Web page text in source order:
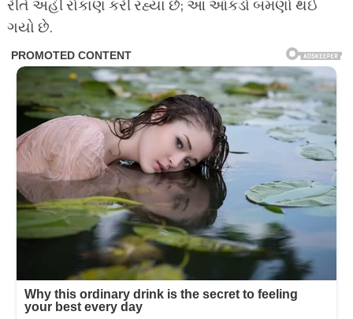
રીતે અહીં રોકાણ કરી રહ્યા છે; આ આંકડો બમણો થઈ
ગયો છે.